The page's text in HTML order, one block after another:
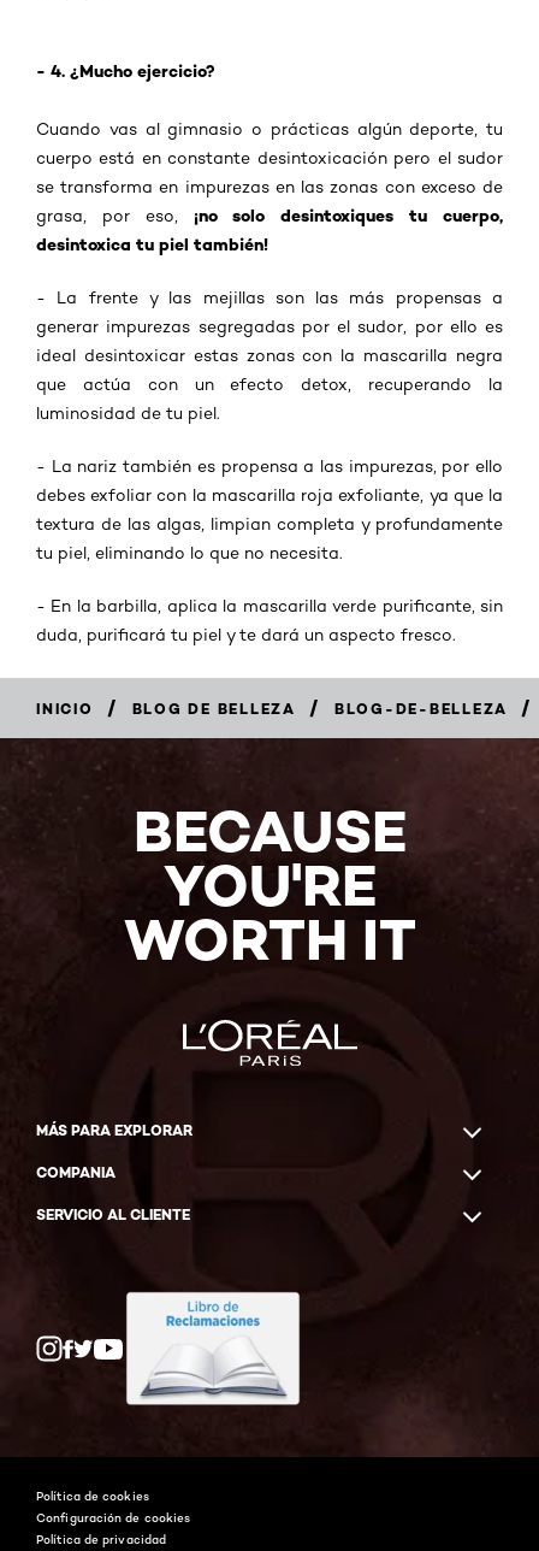
- 4. ¿Mucho ejercicio?
Cuando vas al gimnasio o prácticas algún deporte, tu
cuerpo está en constante desintoxicación pero el sudor
se transforma en impurezas en las zonas con exceso de
grasa, por eso, ¡no solo desintoxiques tu cuerpo,
desintoxica tu piel también!
- La frente y las mejillas son las más propensas a
generar impurezas segregadas por el sudor, por ello es
ideal desintoxicar estas zonas con la mascarilla negra
que actúa con un efecto detox, recuperando la
luminosidad de tu piel.
- La nariz también es propensa a las impurezas, por ello
debes exfoliar con la mascarilla roja exfoliante, ya que la
textura de las algas, limpian completa y profundamente
tu piel, eliminando lo que no necesita.
- En la barbilla, aplica la mascarilla verde purificante, sin
duda, purificará tu piel y te dará un aspecto fresco.
INICIO / BLOG DE BELLEZA / BLOG-DE-BELLEZA /
BECAUSE
YOU'RE
WORTH IT
MÁS PARA EXPLORAR
COMPANIA
SERVICIO AL CLIENTE
Facebook
YouTube
Política de cookies
Configuración de cookies
Política de privacidad